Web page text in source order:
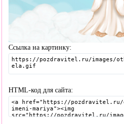
Ссылка на картинку:
HTML-код для сайта: